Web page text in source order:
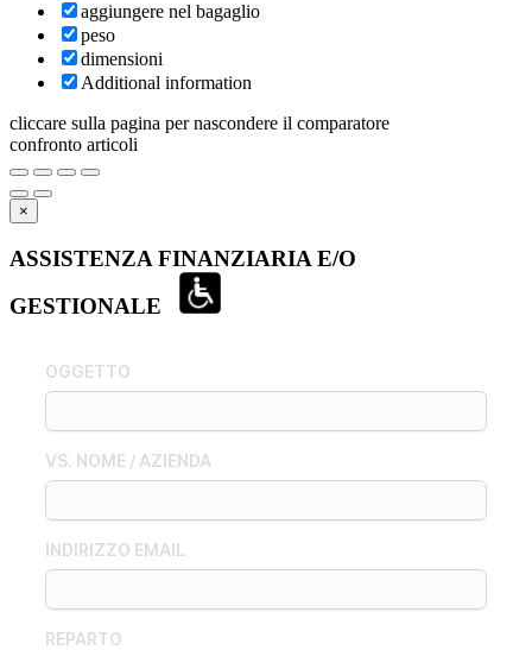
aggiungere nel bagaglio
peso
dimensioni
Additional information
cliccare sulla pagina per nascondere il comparatore
confronto articoli
×
ASSISTENZA FINANZIARIA E/O
GESTIONALE